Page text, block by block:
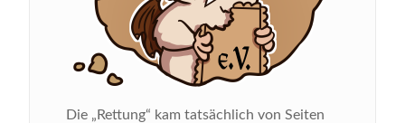
Die „Rettung“ kam tatsächlich von Seiten